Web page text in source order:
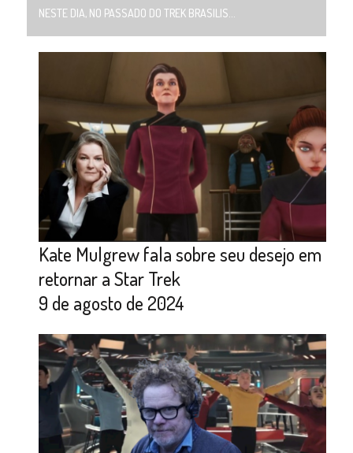
NESTE DIA, NO PASSADO DO TREK BRASILIS...
Kate Mulgrew fala sobre seu desejo em
retornar a Star Trek
9 de agosto de 2024